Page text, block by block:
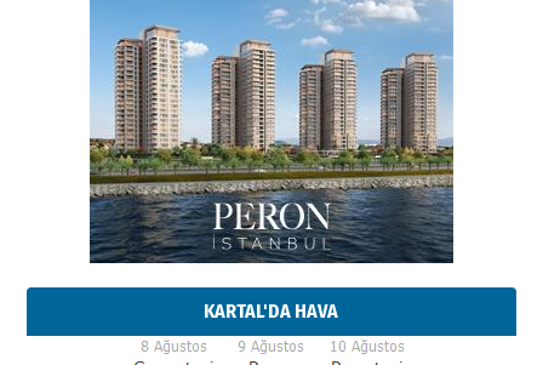
KARTAL'DA HAVA